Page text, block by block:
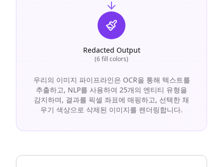
Redacted Output
(6 fill colors)
우리의 이미지 파이프라인은 OCR을 통해 텍스트를
추출하고, NLP를 사용하여 25개의 엔티티 유형을
감지하며, 결과를 픽셀 좌표에 매핑하고, 선택한 채
우기 색상으로 삭제된 이미지를 렌더링합니다.